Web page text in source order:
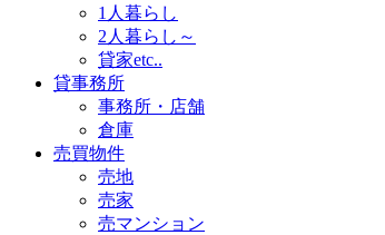
1人暮らし
2人暮らし～
貸家etc..
貸事務所
事務所・店舗
倉庫
売買物件
売地
売家
売マンション